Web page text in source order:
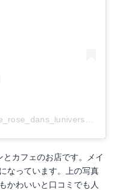
カフェのお店です。メイ
なっています。上の写真
かわいいと口コミでも人